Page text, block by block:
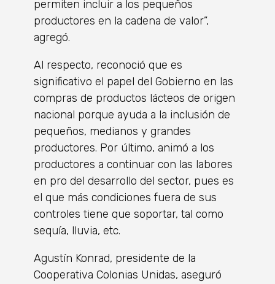
permiten incluir a los pequeños
productores en la cadena de valor”,
agregó.
Al respecto, reconoció que es
significativo el papel del Gobierno en las
compras de productos lácteos de origen
nacional porque ayuda a la inclusión de
pequeños, medianos y grandes
productores. Por último, animó a los
productores a continuar con las labores
en pro del desarrollo del sector, pues es
el que más condiciones fuera de sus
controles tiene que soportar, tal como
sequía, lluvia, etc.
Agustín Konrad, presidente de la
Cooperativa Colonias Unidas, aseguró